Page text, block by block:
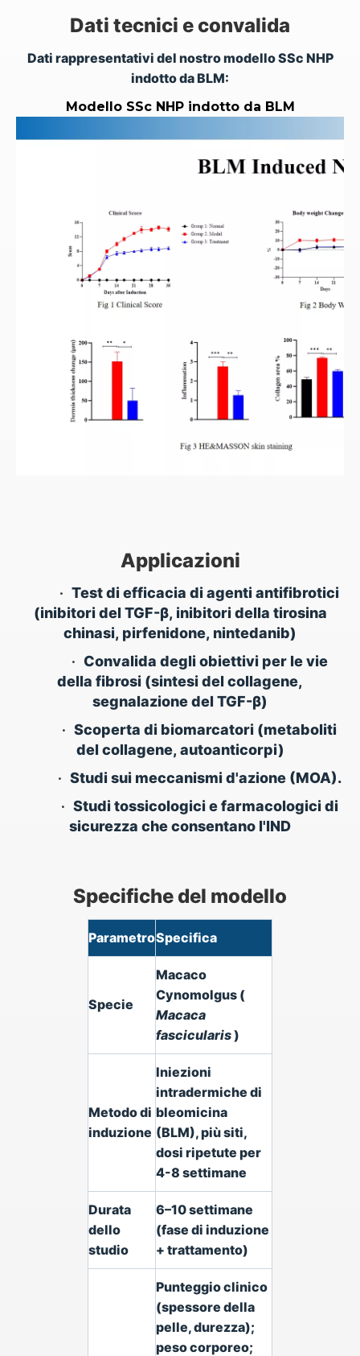
Dati tecnici e convalida
Dati rappresentativi del nostro modello SSc NHP
indotto da BLM:
Modello SSc NHP indotto da BLM
Applicazioni
• Test di efficacia di agenti antifibrotici
(inibitori del TGF-β, inibitori della tirosina
chinasi, pirfenidone, nintedanib)
• Convalida degli obiettivi per le vie
della fibrosi (sintesi del collagene,
segnalazione del TGF-β)
• Scoperta di biomarcatori (metaboliti
del collagene, autoanticorpi)
• Studi sui meccanismi d'azione (MOA).
• Studi tossicologici e farmacologici di
sicurezza che consentano l'IND
Specifiche del modello
ParametroSpecifica
Specie
Macaco
Cynomolgus (
Macaca
fascicularis)
Metodo di
induzione
Iniezioni
intradermiche di
bleomicina
(BLM), più siti,
dosi ripetute per
4-8 settimane
Durata
dello
studio
6–10 settimane
(fase di induzione
+ trattamento)
Punteggio clinico
(spessore della
pelle, durezza);
peso corporeo;